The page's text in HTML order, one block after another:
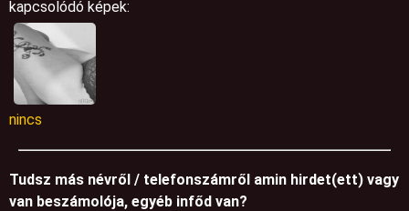
kapcsolódó képek:
nincs
Tudsz más névről / telefonszámről amin hirdet(ett) vagy
van beszámolója, egyéb infőd van?